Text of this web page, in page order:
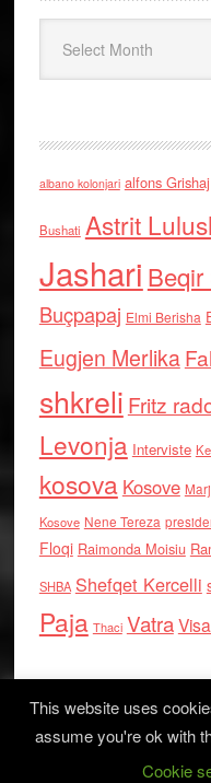
albano kolonjari alfons Grishaj
Bushati Astrit
Jashari Beqir
Buçpapaj Elmi Berisha
Eugjen Merlika
shkreli Fritz
Levonja Interviste
kosova Kosove
Kosove Nene Tereza
Floqi Raimonda Moisiu
SHBA Shefqet Kercelli
Paja Thaci Vatra
This website uses
assume you're ok with
Cookie